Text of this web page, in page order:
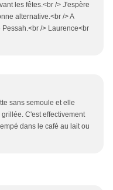
les fêtes.<br /> J'espère
alternative.<br /> A
/> Laurence<br
sans semoule et elle
C'est effectivement
dans le café au lait ou